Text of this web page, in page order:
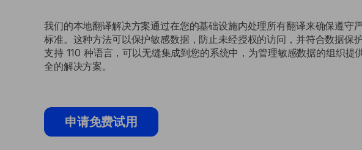
我们的本地翻译解决方案通过在您的基础设施内处理所有翻译来确保遵守
标准。这种方法可以保护敏感数据，防止未经授权的访问，并符合数据保
支持 110 种语言，可以无缝集成到您的系统中，为管理敏感数据的组织提
全的解决方案。
申请免费试用